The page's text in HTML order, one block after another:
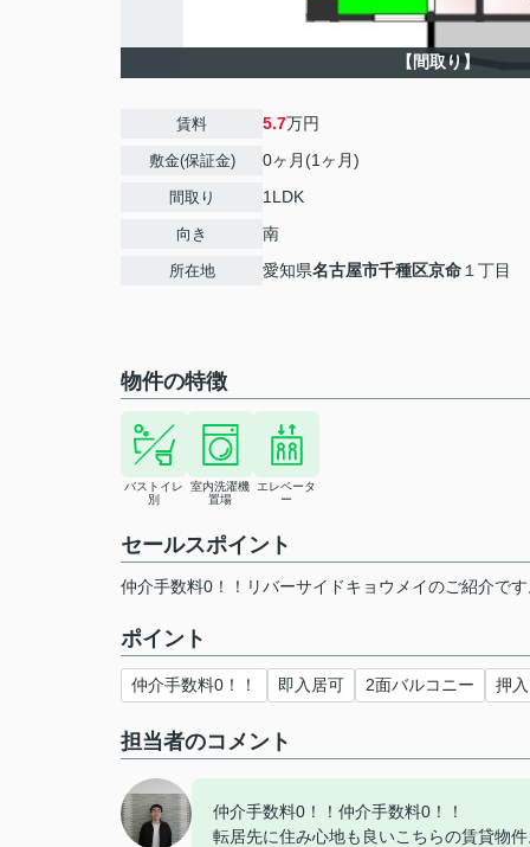
【間取り】
賃料 5.7万円
敷金(保証金) 0ヶ月(1ヶ月)
間取り 1LDK
向き 南
所在地 愛知県名古屋市千種区京命 １丁目
物件の特徴
バストイレ
別
室内洗濯機
置場
エレベータ
ー
セールスポイント
仲介手数料0！！リバーサイドキョウメイのご紹介で
ポイント
仲介手数料0！！ 即入居可 2面バルコニー 押入
担当者のコメント
仲介手数料0！！仲介手数料0！！
転居先に住み心地も良いこちらの賃貸物